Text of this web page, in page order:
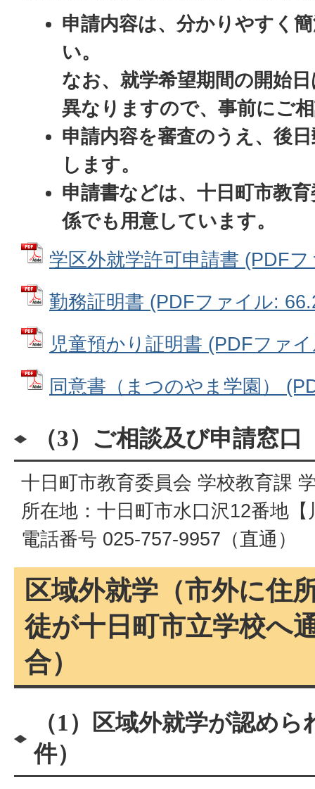
申請内容は、分かりやすく
い。
なお、就学希望期間の開始
異なりますので、事前にご
申請内容を審査のうえ、後
します。
申請書などは、十日町市教
係でも用意しています。
学区外就学許可申請書 (PDF
勤務証明書 (PDFファイル:
児童預かり証明書 (PDFファ
同意書（まつのやま学園）
（3）ご相談及び申請窓口
十日町市教育委員会 学校教育課
所在地：十日町市水口沢12番地
電話番号 025-757-9957（直通）
区域外就学（市外に住
徒が十日町市立学校へ
合）
（1）区域外就学が認め
件）